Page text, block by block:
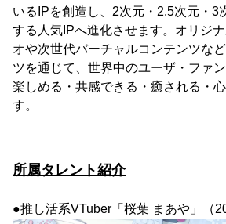
いるIPを創造し、2次元・2.5次元・3
する人気IPへ進化させます。オリジ
オや次世代バーチャルコンテンツな
ツを通じて、世界中のユーザ・ファ
楽しめる・共感できる・癒される・
す。
所属タレント紹介
●推し活系VTuber「桜葉 まあや」（